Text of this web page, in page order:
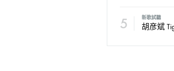
5 新歌試聽